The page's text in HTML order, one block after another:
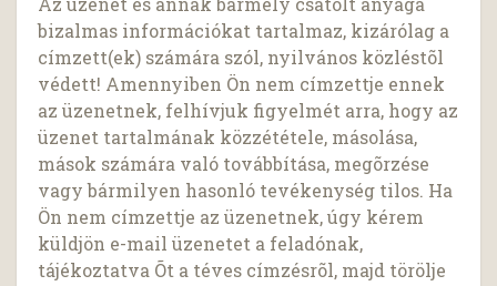
bizalmas információkat tartalmaz, kizárólag a
címzett(ek) számára szól, nyilvános közléstõl
védett! Amennyiben Ön nem címzettje ennek
az üzenetnek, felhívjuk figyelmét arra, hogy az
üzenet tartalmának közzététele, másolása,
mások számára való továbbítása, megõrzése
vagy bármilyen hasonló tevékenység tilos. Ha
Ön nem címzettje az üzenetnek, úgy kérem
küldjön e-mail üzenetet a feladónak,
tájékoztatva Õt a téves címzésrõl, majd törölje